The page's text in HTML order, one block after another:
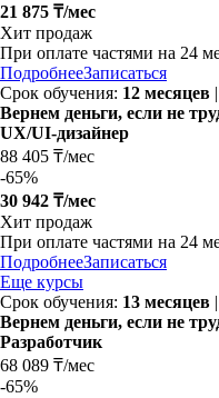
21 875 ₸/мес
Хит продаж
При оплате частями на 24
ПодробнееЗаписаться
Срок обучения: 12 месяцев
Вернем деньги, если не
UX/UI-дизайнер
88 405 ₸/мес
-65%
30 942 ₸/мес
Хит продаж
При оплате частями на 24
ПодробнееЗаписаться
Еще курсы
Срок обучения: 13 месяцев
Вернем деньги, если не
Разработчик
68 089 ₸/мес
-65%